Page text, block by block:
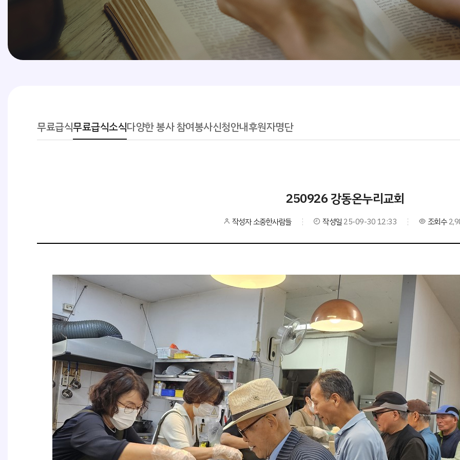
무료급식무료급식소식다양한 봉사 참여봉사신청안내후원자명단
250926 강동온누리교회
작성자소중한사람들 작성일 25-09-30 12:33 조회수